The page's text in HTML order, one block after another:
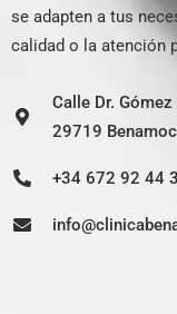
se adapten a tus
calidad o la atención
Calle Dr.
29719
+34 672 92 44